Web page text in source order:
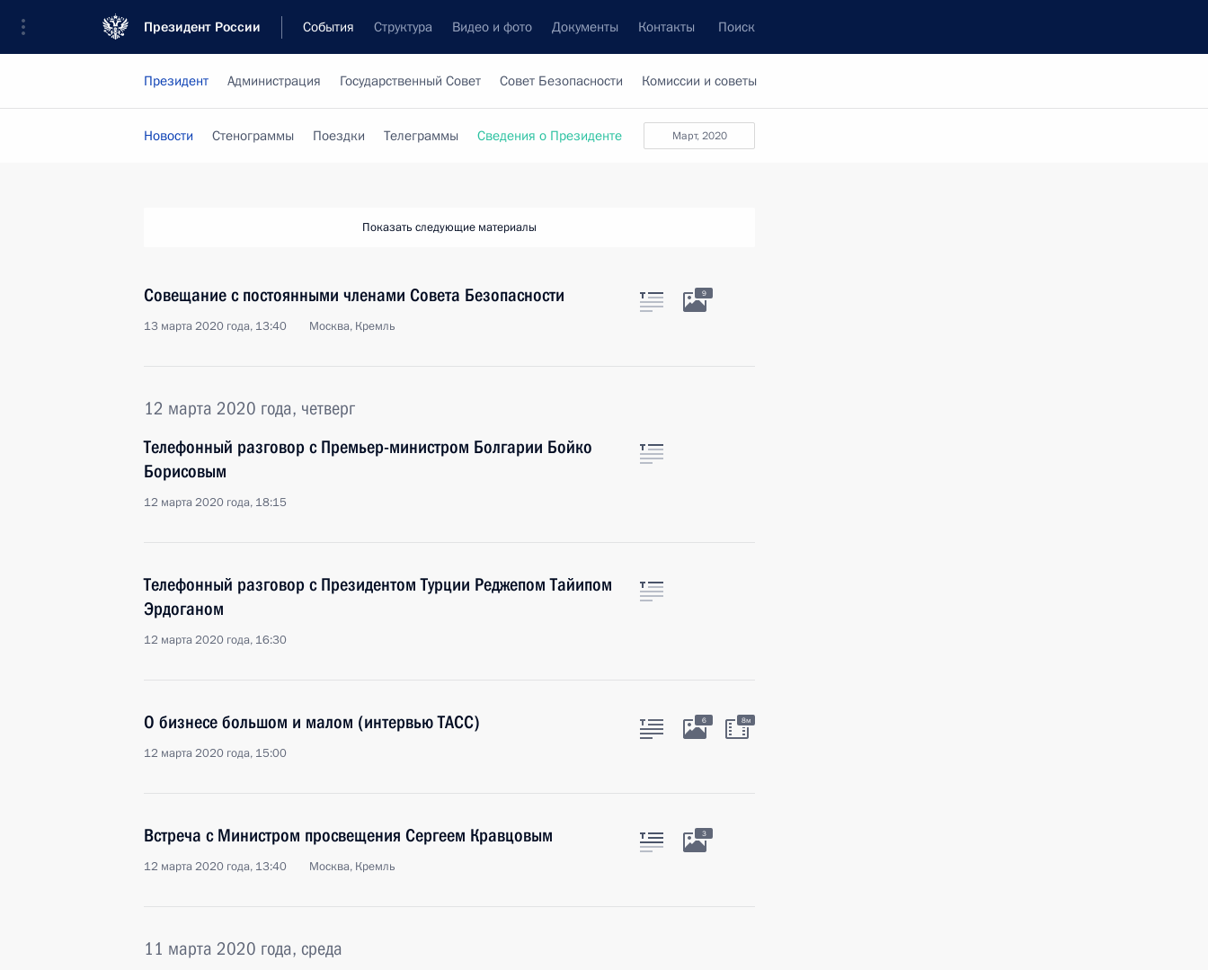
Президент России События Структура Видео и фото Документы Контакты Поиск
Президент Администрация Государственный Совет Совет Безопасности Комиссии и советы
март, 2020
Новости Стенограммы Поездки Телеграммы Сведения о Президенте
Показать следующие материалы
Совещание с постоянными членами Совета Безопасности
13 марта 2020 года, 13:40 Москва, Кремль
9
12 марта 2020 года, четверг
Телефонный разговор с Премьер-министром Болгарии Бойко
Борисовым
12 марта 2020 года, 18:15
Телефонный разговор с Президентом Турции Реджепом Тайипом
Эрдоганом
12 марта 2020 года, 16:30
О бизнесе большом и малом (интервью ТАСС)
12 марта 2020 года, 15:00
6 8м
Встреча с Министром просвещения Сергеем Кравцовым
12 марта 2020 года, 13:40 Москва, Кремль
3
11 марта 2020 года, среда